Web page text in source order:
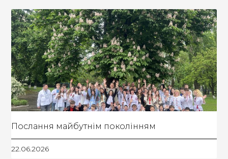
Послання майбутнім поколінням
22.06.2026